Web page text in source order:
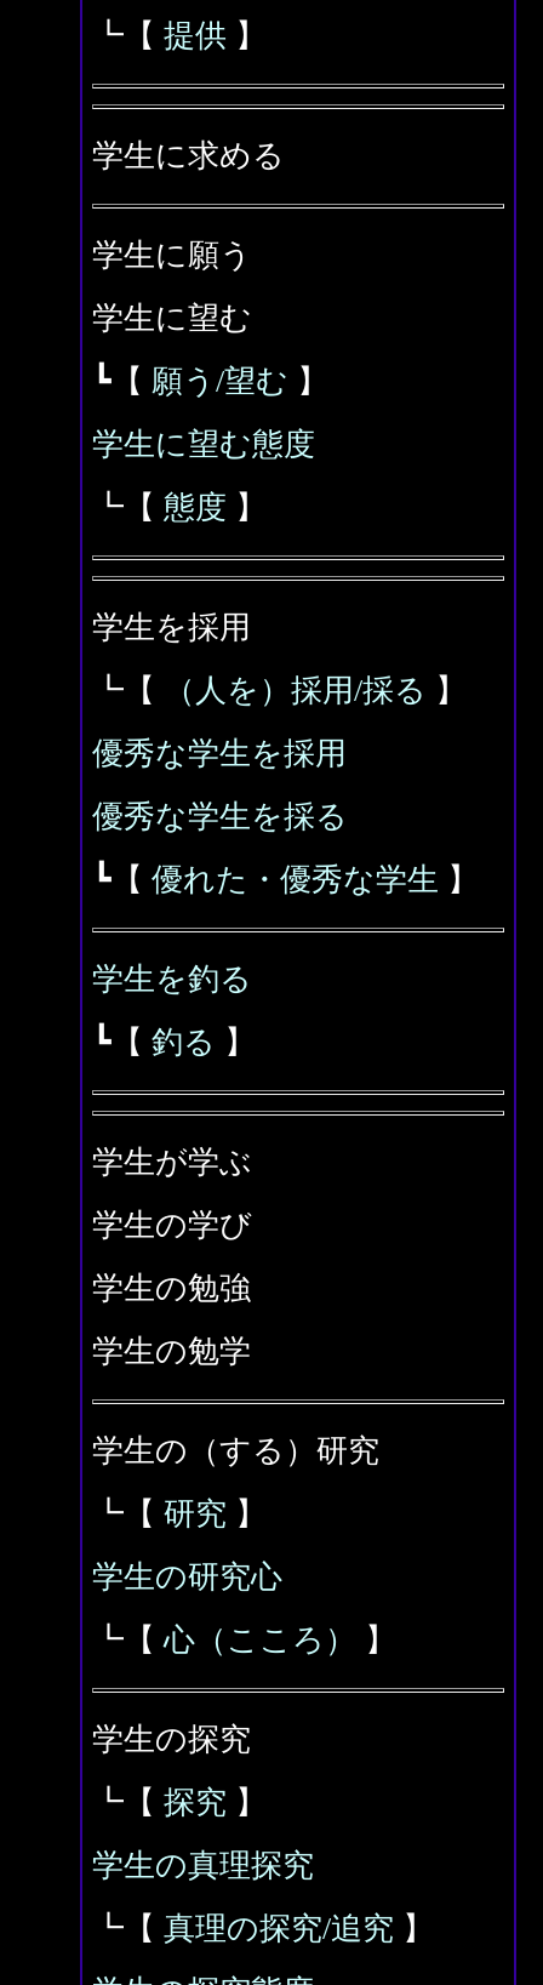
┗【 提供 】
学生に求める
学生に願う
学生に望む
┗【 願う/望む 】
学生に望む態度
┗【 態度 】
学生を採用
┗【
（人を）採用/採る 】
優秀な学生を採用
優秀な学生を採る
┗【 優れた・優秀な学生 】
学生を釣る
┗【 釣る 】
学生が学ぶ
学生の学び
学生の勉強
学生の勉学
学生の（する）研究
┗【 研究 】
学生の研究心
┗【心（こころ） 】
学生の探究
┗【 探究 】
学生の真理探究
┗【 真理の探究/追究 】